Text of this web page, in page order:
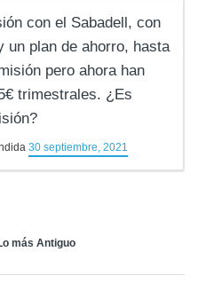
con el Sabadell, con
un plan de ahorro, hasta
pero ahora han
trimestrales. ¿Es
30 septiembre, 2021
más Antiguo